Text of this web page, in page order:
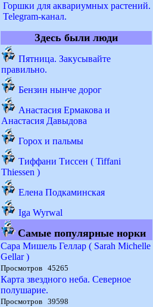
Горшки для аквариумных растений.
Telegram-канал.
Здесь были люди
Пятница. Закусывайте
правильно.
Бензин нынче дорог
Анастасия Ермакова и
Анастасия Давыдова
Горох и пальмы
Тиффани Тиссен ( Tiffani
Thiessen )
Елена Подкаминская
Iga Wyrwal
Самые популярные норки
Сара Мишель Геллар ( Sarah Michelle
Gellar )
Просмотров 45265
Карта звездного неба. Северное
полушарие.
Просмотров 39598